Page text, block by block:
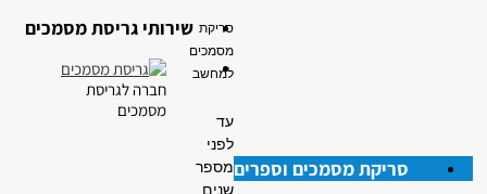
סריקת
מסמכים
למחשב
עד
לפני
מספר
שנים
שירותי גריסת מסמכים
חברה לגריסת
מסמכים
סריקת מסמכים וספרים